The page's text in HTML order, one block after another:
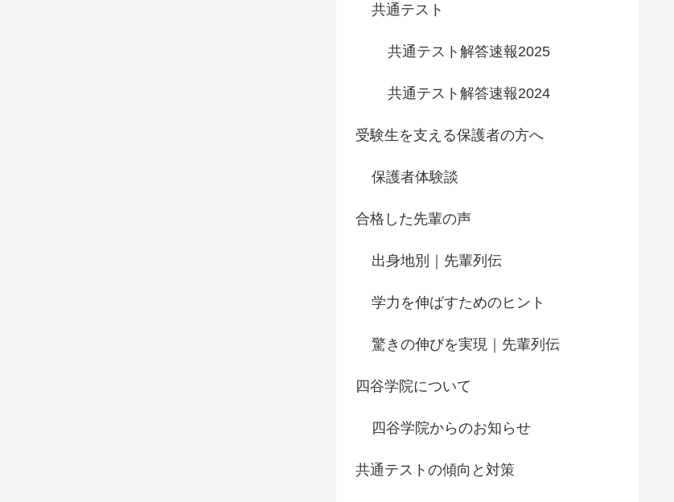
共通テスト
共通テスト解答速報2025
共通テスト解答速報2024
受験生を支える保護者の方へ
保護者体験談
合格した先輩の声
出身地別｜先輩列伝
学力を伸ばすためのヒント
驚きの伸びを実現｜先輩列伝
四谷学院について
四谷学院からのお知らせ
共通テストの傾向と対策